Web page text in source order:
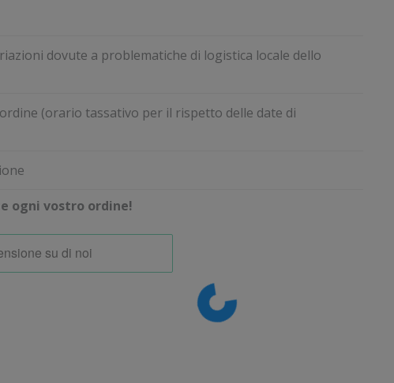
dovute a problematiche di logistica locale dello
(orario tassativo per il rispetto delle date di
ogni vostro ordine!